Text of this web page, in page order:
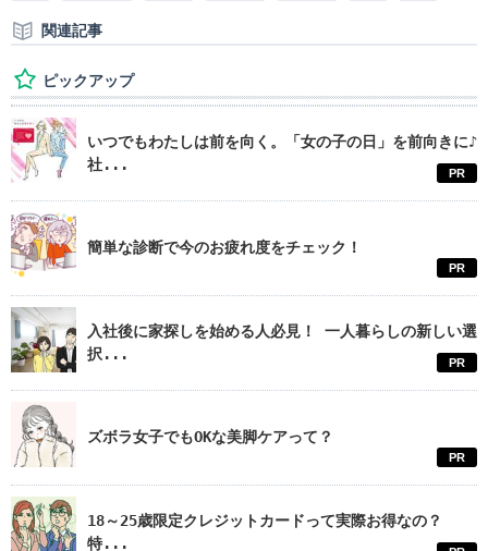
関連記事
ピックアップ
いつでもわたしは前を向く。「女の子の日」を前向きに♪
社...
PR
簡単な診断で今のお疲れ度をチェック！
PR
入社後に家探しを始める人必見！ 一人暮らしの新しい選
択...
PR
ズボラ女子でもOKな美脚ケアって？
PR
18～25歳限定クレジットカードって実際お得なの？
特...